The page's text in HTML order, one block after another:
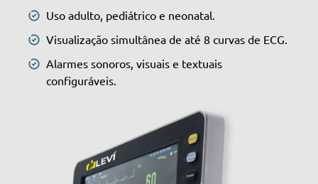
Uso adulto, pediátrico e neonatal.
Visualização simultânea de até 8 curvas de ECG.
Alarmes sonoros, visuais e textuais
configuráveis.